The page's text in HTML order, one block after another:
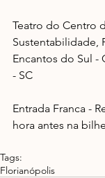
Teatro do Centro
Sustentabilidade,
Encantos do Sul -
- SC
Entrada Franca -
hora antes na
Tags:
Florianópolis